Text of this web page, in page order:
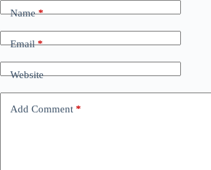
Name*
Email*
Website
Add Comment *